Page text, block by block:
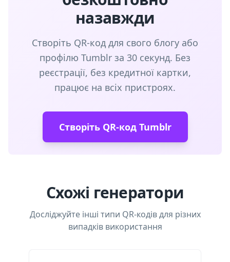
назавжди
Створіть QR-код для свого блогу або
профілю Tumblr за 30 секунд. Без
реєстрації, без кредитної картки,
працює на всіх пристроях.
Створіть QR-код Tumblr
Схожі генератори
Досліджуйте інші типи QR-кодів для різних
випадків використання